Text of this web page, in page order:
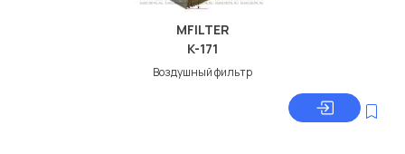
MFILTER
K-171
Воздушный фильтр